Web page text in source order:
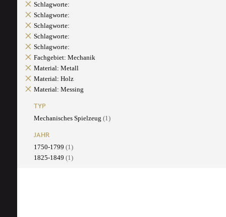
Schlagworte:
Schlagworte:
Schlagworte:
Schlagworte:
Schlagworte:
Fachgebiet: Mechanik
Material: Metall
Material: Holz
Material: Messing
TYP
Mechanisches Spielzeug (1)
JAHR
1750-1799 (1)
1825-1849 (1)